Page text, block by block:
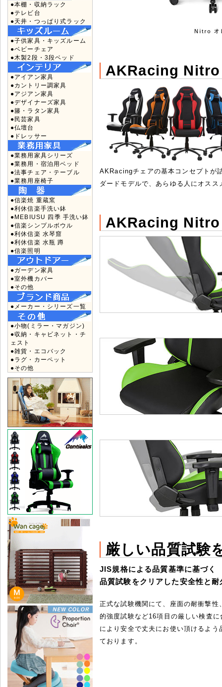
●本棚・収納ラック
●テレビ台
●天井・つっぱり式ラック
●子供家具・キッズルーム
●ベビーチェア
●木製2段・3段ベッド
●アイアン家具
●カントリー調家具
●アジアン家具
●デザイナーズ家具
●籐・ラタン家具
●民芸家具
●仏壇台
●ドレッサー
●業務用家具シリーズ
●業務用・宿泊用ベッド
●法事チェア・テーブル
●業務用座椅子
●信楽焼 重蔵窯
●利休信楽手洗い鉢
●MEBIUSU 四季 手洗い鉢
●信楽シンプルボウル
●利休信楽 水琴窟
●利休信楽 水瓶 蹲
●信楽照明
●ガーデン家具
●室外機カバー
●その他
●メーカー・シリーズ一覧
●小物(ミラー・マガジン)
●収納・キャビネット・チ
ェスト
●雑貨・エコバック
●ラグ・カーペット
●その他
AKRacing Nitro
AKRacingチェアの基本コンセプトが
ダードモデルで、あらゆる人にオスス
AKRacing Nitro
厳しい品質試験
JIS規格による品質基準に基づく
品質試験をクリアした安全性と耐
正式な試験機関にて、座面の耐衝撃性
的強度試験など16項目の厳しい検査
により安全で丈夫にお使い頂けるよう
ております。